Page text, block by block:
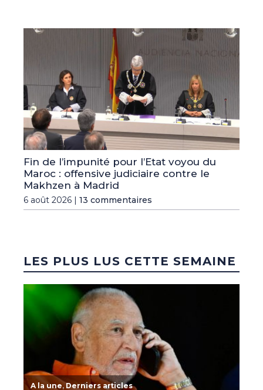
Fin de l’impunité pour l’Etat voyou du
Maroc : offensive judiciaire contre le
Makhzen à Madrid
6 août 2026 | 13 commentaires
LES PLUS LUS CETTE SEMAINE